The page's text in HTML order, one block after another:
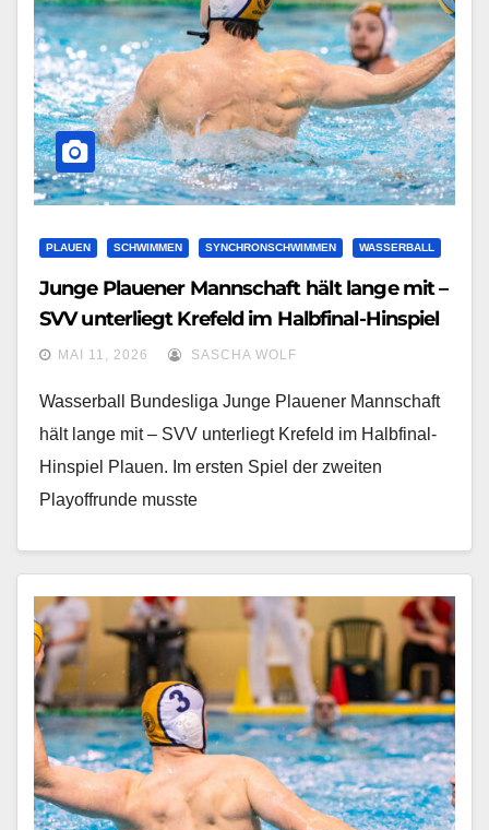
PLAUEN SCHWIMMEN SYNCHRONSCHWIMMEN WASSERBALL
Junge Plauener Mannschaft hält lange mit –
SVV unterliegt Krefeld im Halbfinal-Hinspiel
MAI 11, 2026 SASCHA WOLF
Wasserball Bundesliga Junge Plauener Mannschaft
hält lange mit – SVV unterliegt Krefeld im Halbfinal-
Hinspiel Plauen. Im ersten Spiel der zweiten
Playoffrunde musste